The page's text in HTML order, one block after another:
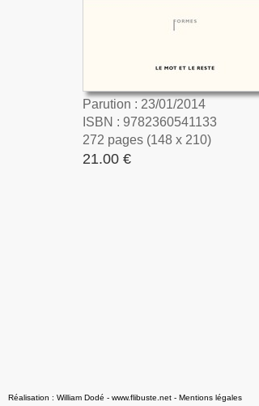
Parution : 23/01/2014
ISBN : 9782360541133
272 pages (148 x 210)
21.00 €
Réalisation : William Dodé - www.flibuste.net - Mentions légales